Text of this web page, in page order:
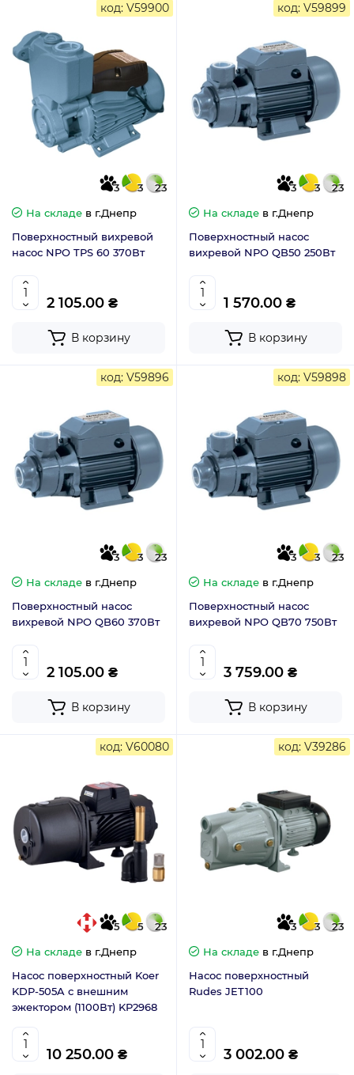
код: V59900
3 3
23
На складе в г.Днепр
Поверхностный вихревой
насос NPO TPS 60 370Вт
2 105.00 ₴
В корзину
код: V59899
3 3
23
На складе в г.Днепр
Поверхностный насос
вихревой NPO QB50 250Вт
1 570.00 ₴
В корзину
код: V59896
3 3
23
На складе в г.Днепр
Поверхностный насос
вихревой NPO QB60 370Вт
2 105.00 ₴
В корзину
код: V59898
3 3
23
На складе в г.Днепр
Поверхностный насос
вихревой NPO QB70 750Вт
3 759.00 ₴
В корзину
код: V60080
5 5
23
На складе в г.Днепр
Насос поверхностный Koer
KDP-505A с внешним
эжектором (1100Вт) KP2968
10 250.00 ₴
код: V39286
3 3
23
На складе в г.Днепр
Насос поверхностный
Rudes JET100
3 002.00 ₴